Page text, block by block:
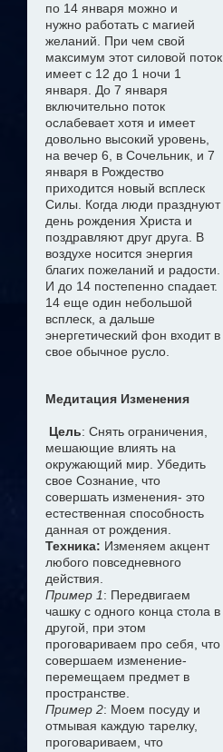
по 14 января можно и
нужно работать с магией
желаний . При чем свой
максимум этот силовой поток
имеет с 12 до 1 ночи 1
января. До 7 января
включительно поток
ослабевает хотя и имеет
довольно высокий уровень,
на вечер 6, в Сочельник, и 7
января в Рождество
приходится новый всплеск
Силы. Когда люди празднуют
день рождения Христа и
поздравляют друг друга. В
воздухе носится энергия
благих пожеланий и радости.
И до 14 постепенно спадает.
14 еще один небольшой
всплеск, а дальше
энергетический фон входит в
свое обычное русло.
Медитация Изменения
Цель: Снять ограничения,
мешающие влиять на
окружающий мир. Убедить
свое Сознание, что
совершать изменения- это
естественная способность
данная от рождения.
Техника: Изменяем акцент
любого повседневного
действия.
Пример 1: Передвигаем
чашку с одного конца стола в
другой, при этом
проговариваем про себя, что
совершаем изменение-
перемещаем предмет в
пространстве.
Пример 2: Моем посуду и
отмывая каждую тарелку,
проговариваем, что